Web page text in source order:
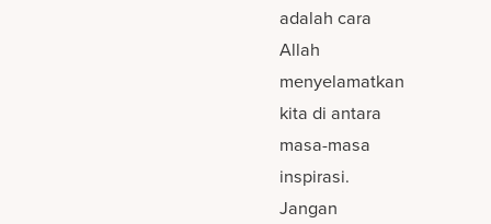
adalah cara
Allah
menyelamatkan
kita di antara
masa-masa
inspirasi.
Jangan